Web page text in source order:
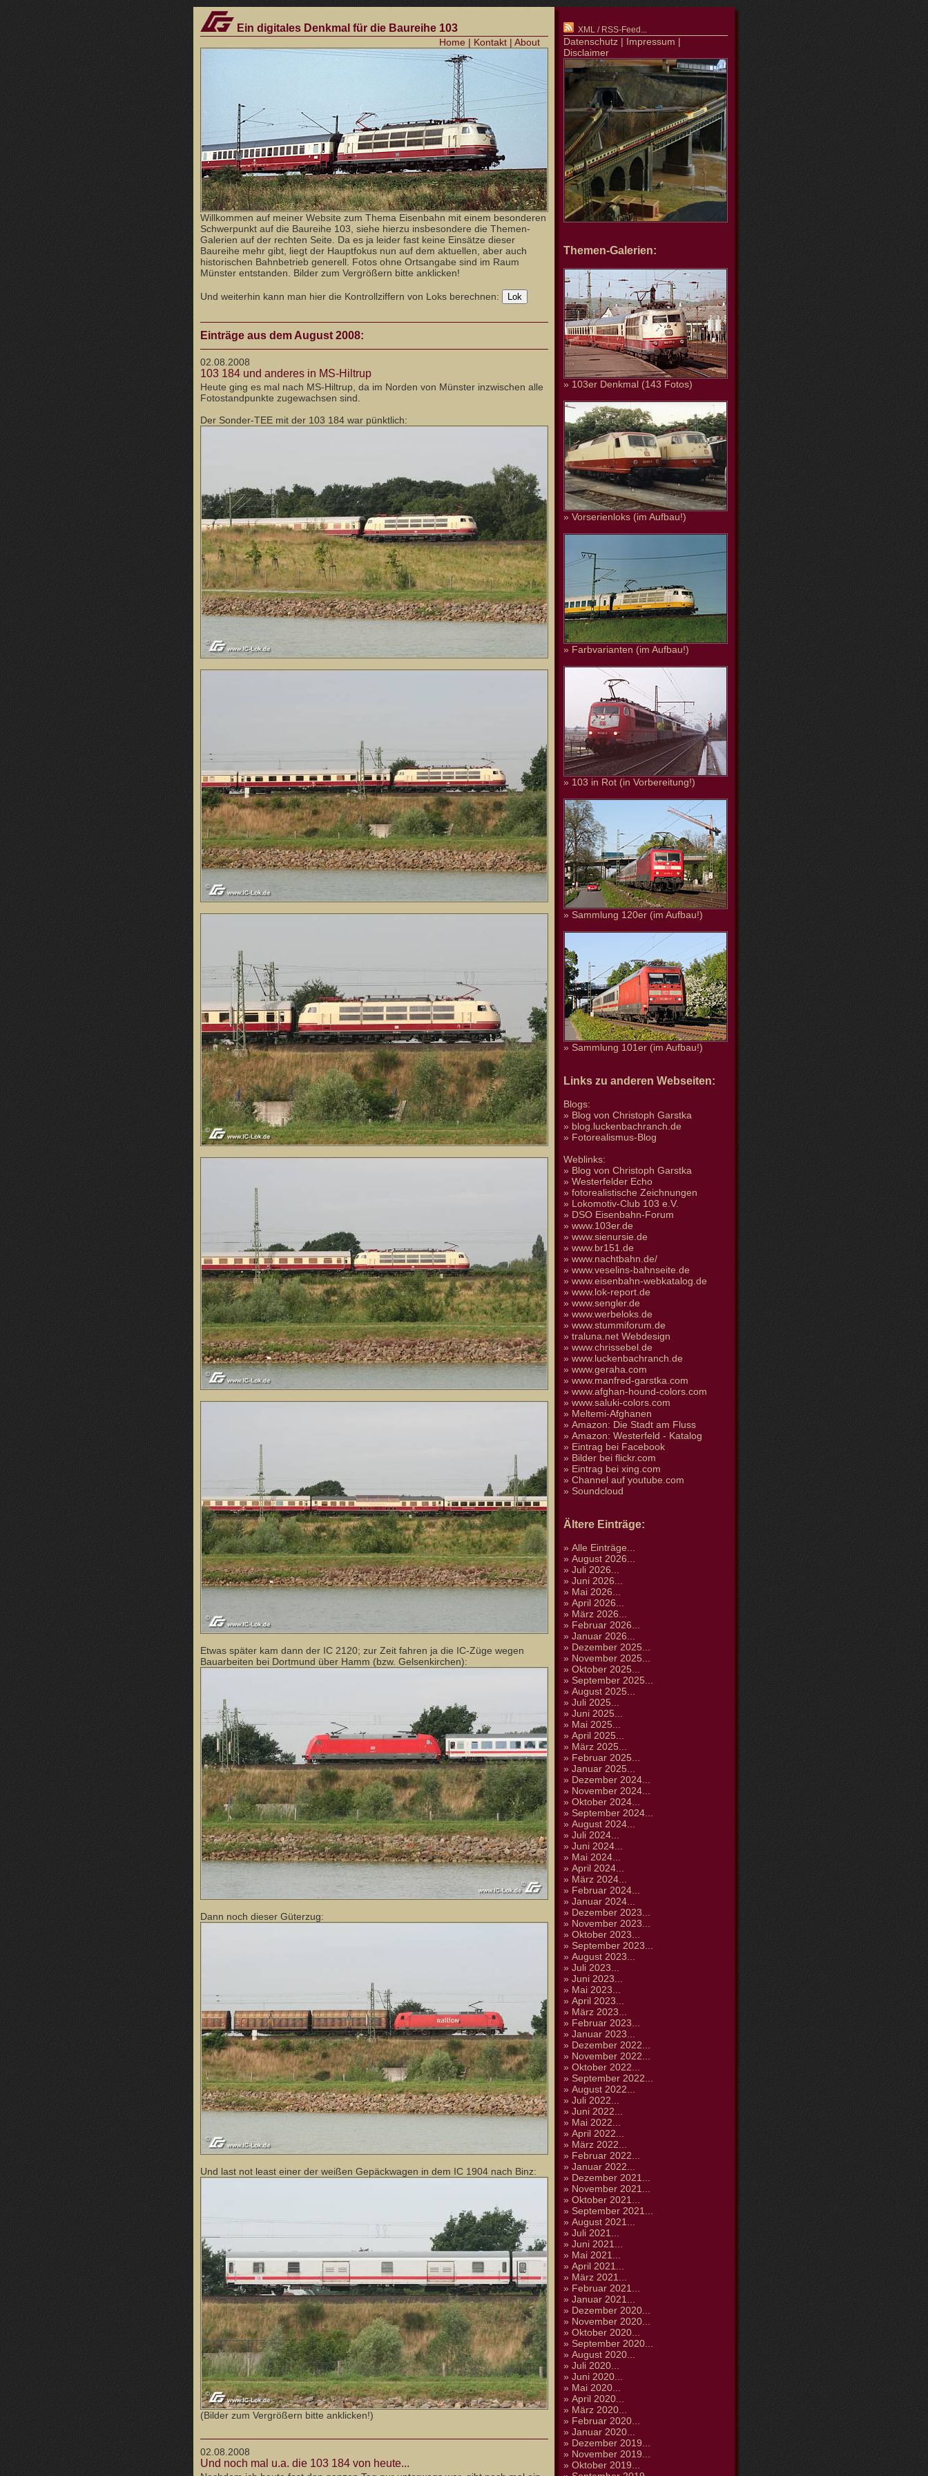
XML / RSS-Feed...
Datenschutz | Impressum |
Disclaimer
Themen-Galerien:
» 103er Denkmal (143 Fotos)
» Vorserienloks (im Aufbau!)
» Farbvarianten (im Aufbau!)
» 103 in Rot (in Vorbereitung!)
» Sammlung 120er (im Aufbau!)
» Sammlung 101er (im Aufbau!)
Links zu anderen Webseiten:
Blogs:
» Blog von Christoph Garstka
» blog.luckenbachranch.de
» Fotorealismus-Blog
Weblinks:
» Blog von Christoph Garstka
» Westerfelder Echo
» fotorealistische Zeichnungen
» Lokomotiv-Club 103 e.V.
» DSO Eisenbahn-Forum
» www.103er.de
» www.sienursie.de
» www.br151.de
» www.nachtbahn.de/
» www.veselins-bahnseite.de
» www.eisenbahn-webkatalog.de
» www.lok-report.de
» www.sengler.de
» www.werbeloks.de
» www.stummiforum.de
» traluna.net Webdesign
» www.chrissebel.de
» www.luckenbachranch.de
» www.geraha.com
» www.manfred-garstka.com
» www.afghan-hound-colors.com
» www.saluki-colors.com
» Meltemi-Afghanen
» Amazon: Die Stadt am Fluss
» Amazon: Westerfeld - Katalog
» Eintrag bei Facebook
» Bilder bei flickr.com
» Eintrag bei xing.com
» Channel auf youtube.com
» Soundcloud
Ältere Einträge:
» Alle Einträge...
» August 2026...
» Juli 2026...
» Juni 2026...
» Mai 2026...
» April 2026...
» März 2026...
» Februar 2026...
» Januar 2026...
» Dezember 2025...
» November 2025...
» Oktober 2025...
» September 2025...
» August 2025...
» Juli 2025...
» Juni 2025...
» Mai 2025...
» April 2025...
» März 2025...
» Februar 2025...
» Januar 2025...
» Dezember 2024...
» November 2024...
» Oktober 2024...
» September 2024...
» August 2024...
» Juli 2024...
» Juni 2024...
» Mai 2024...
» April 2024...
» März 2024...
» Februar 2024...
» Januar 2024...
» Dezember 2023...
» November 2023...
» Oktober 2023...
» September 2023...
» August 2023...
» Juli 2023...
» Juni 2023...
» Mai 2023...
» April 2023...
» März 2023...
» Februar 2023...
» Januar 2023...
» Dezember 2022...
» November 2022...
» Oktober 2022...
» September 2022...
» August 2022...
» Juli 2022...
» Juni 2022...
» Mai 2022...
» April 2022...
» März 2022...
» Februar 2022...
» Januar 2022...
» Dezember 2021...
» November 2021...
» Oktober 2021...
» September 2021...
» August 2021...
» Juli 2021...
» Juni 2021...
» Mai 2021...
» April 2021...
» März 2021...
» Februar 2021...
» Januar 2021...
» Dezember 2020...
» November 2020...
» Oktober 2020...
» September 2020...
» August 2020...
» Juli 2020...
» Juni 2020...
» Mai 2020...
» April 2020...
» März 2020...
» Februar 2020...
» Januar 2020...
» Dezember 2019...
» November 2019...
» Oktober 2019...
Ein digitales Denkmal für die Baureihe 103
Home | Kontakt | About
Willkommen auf meiner Website zum Thema Eisenbahn mit einem besonderen
Schwerpunkt auf die Baureihe 103, siehe hierzu insbesondere die Themen-
Galerien auf der rechten Seite. Da es ja leider fast keine Einsätze dieser
Baureihe mehr gibt, liegt der Hauptfokus nun auf dem aktuellen, aber auch
historischen Bahnbetrieb generell. Fotos ohne Ortsangabe sind im Raum
Münster entstanden. Bilder zum Vergrößern bitte anklicken!
Und weiterhin kann man hier die Kontrollziffern von Loks berechnen:
Einträge aus dem August 2008:
02.08.2008
103 184 und anderes in MS-Hiltrup
Heute ging es mal nach MS-Hiltrup, da im Norden von Münster inzwischen alle
Fotostandpunkte zugewachsen sind.
Der Sonder-TEE mit der 103 184 war pünktlich:
Etwas später kam dann der IC 2120; zur Zeit fahren ja die IC-Züge wegen
Bauarbeiten bei Dortmund über Hamm (bzw. Gelsenkirchen):
Dann noch dieser Güterzug:
Und last not least einer der weißen Gepäckwagen in dem IC 1904 nach Binz:
(Bilder zum Vergrößern bitte anklicken!)
02.08.2008
Und noch mal u.a. die 103 184 von heute...